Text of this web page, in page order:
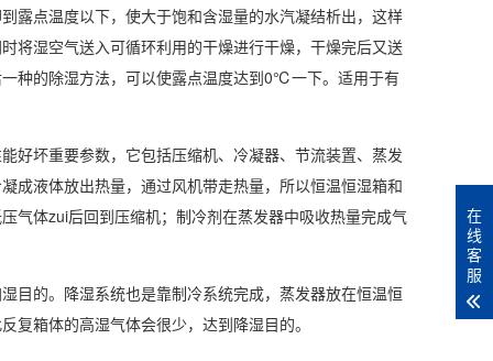
露点温度以下，使大于饱和含湿量的水汽凝结析出，这样
将湿空气送入可循环利用的干燥进行干燥，干燥完后又送
种的除湿方法，可以使露点温度达到0℃一下。适用于有
好坏重要参数，它包括压缩机、冷凝器、节流装置、蒸发
成液体放出热量，通过风机带走热量，所以恒温恒湿箱和
气体zui后回到压缩机；制冷剂在蒸发器中吸收热量完成气
目的。降湿系统也是靠制冷系统完成，蒸发器放在恒温恒
复箱体的高湿气体会很少，达到降湿目的。
在
线
客
服